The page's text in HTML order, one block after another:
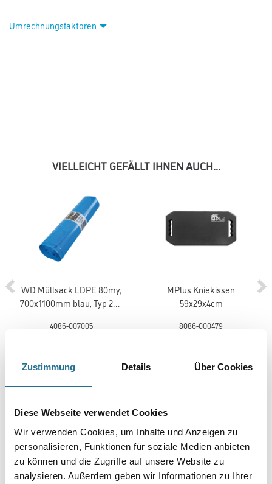
Zustimmung Details Über Cookies
Diese Webseite verwendet Cookies
Wir verwenden Cookies, um Inhalte und Anzeigen zu
personalisieren, Funktionen für soziale Medien anbieten
zu können und die Zugriffe auf unsere Website zu
analysieren. Außerdem geben wir Informationen zu Ihrer
Umrechnungsfaktoren
VIELLEICHT GEFÄLLT IHNEN AUCH...
WD Müllsack LDPE 80my,
700x1100mm blau, Typ 200
4086-007005
sehen
MPlus Kniekissen
59x29x4cm
8086-000479
sehen
PRODUKTEIGENSCHAFTEN
Produkteigenschaft
- Belagsart: CV-Boden